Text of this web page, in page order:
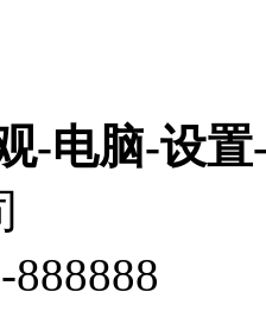
-电脑-设置